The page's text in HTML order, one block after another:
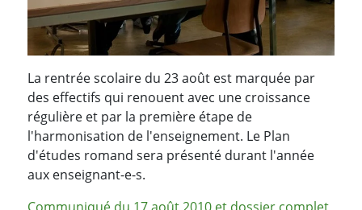
La rentrée scolaire du 23 août est marquée par
des effectifs qui renouent avec une croissance
régulière et par la première étape de
l'harmonisation de l'enseignement. Le Plan
d'études romand sera présenté durant l'année
aux enseignant-e-s.